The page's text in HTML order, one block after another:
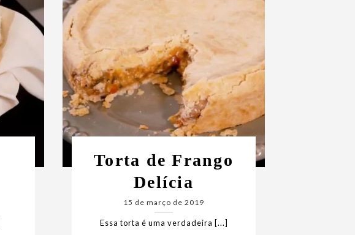
Torta de Frango
Delícia
15 de março de 2019
Essa torta é uma verdadeira [...]